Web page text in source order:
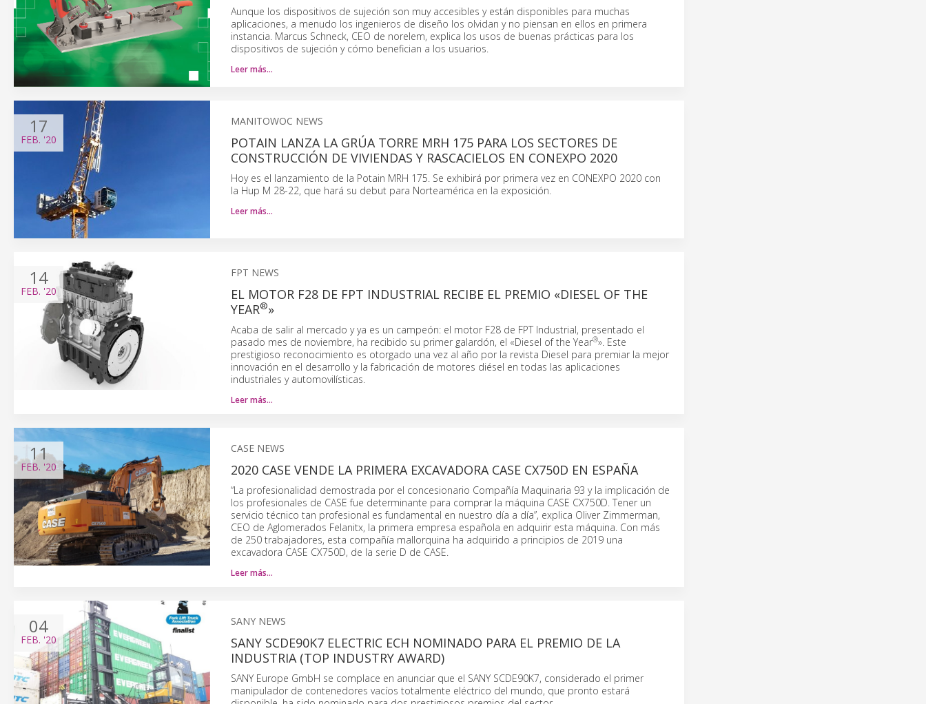
Aunque los dispositivos de sujeción son muy accesibles y están disponibles para muchas
aplicaciones, a menudo los ingenieros de diseño los olvidan y no piensan en ellos en primera
instancia. Marcus Schneck, CEO de norelem, explica los usos de buenas prácticas para los
dispositivos de sujeción y cómo benefician a los usuarios.
Leer más…
17
FEB. '20
MANITOWOC NEWS
POTAIN LANZA LA GRÚA TORRE MRH 175 PARA LOS SECTORES DE
CONSTRUCCIÓN DE VIVIENDAS Y RASCACIELOS EN CONEXPO 2020
Hoy es el lanzamiento de la Potain MRH 175. Se exhibirá por primera vez en CONEXPO 2020 con
la Hup M 28-22, que hará su debut para Norteamérica en la exposición.
Leer más…
14
FEB. '20
FPT NEWS
EL MOTOR F28 DE FPT INDUSTRIAL RECIBE EL PREMIO «DIESEL OF THE
YEAR®»
Acaba de salir al mercado y ya es un campeón: el motor F28 de FPT Industrial, presentado el
pasado mes de noviembre, ha recibido su primer galardón, el «Diesel of the Year®». Este
prestigioso reconocimiento es otorgado una vez al año por la revista Diesel para premiar la mejor
innovación en el desarrollo y la fabricación de motores diésel en todas las aplicaciones
industriales y automovilísticas.
Leer más…
11
FEB. '20
CASE NEWS
2020 CASE VENDE LA PRIMERA EXCAVADORA CASE CX750D EN ESPAÑA
“La profesionalidad demostrada por el concesionario Compañía Maquinaria 93 y la implicación de
los profesionales de CASE fue determinante para comprar la máquina CASE CX750D. Tener un
servicio técnico tan profesional es fundamental en nuestro día a día”, explica Oliver Zimmerman,
CEO de Aglomerados Felanitx, la primera empresa española en adquirir esta máquina. Con más
de 250 trabajadores, esta compañía mallorquina ha adquirido a principios de 2019 una
excavadora CASE CX750D, de la serie D de CASE.
Leer más…
04
FEB. '20
SANY NEWS
SANY SCDE90K7 ELECTRIC ECH NOMINADO PARA EL PREMIO DE LA
INDUSTRIA (TOP INDUSTRY AWARD)
SANY Europe GmbH se complace en anunciar que el SANY SCDE90K7, considerado el primer
manipulador de contenedores vacíos totalmente eléctrico del mundo, que pronto estará